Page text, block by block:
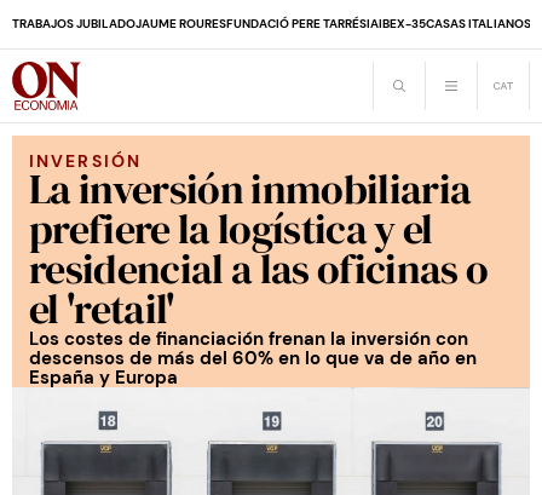
TRABAJOS JUBILADOJAUME ROURESFUNDACIÓ PERE TARRÉSIAIBEX-35CASAS ITALIANOS
INVERSIÓN
La inversión inmobiliaria
prefiere la logística y el
residencial a las oficinas o
el 'retail'
Los costes de financiación frenan la inversión con
descensos de más del 60% en lo que va de año en
España y Europa